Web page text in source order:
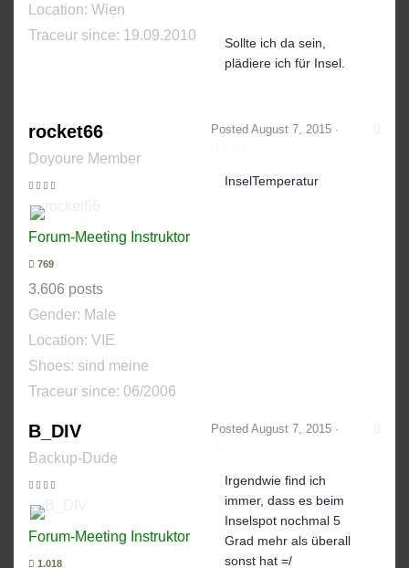
Location: Wien
Traceur since: 19.09.2010
Sollte ich da sein,
plädiere ich für Insel.
rocket66
Doyoure Member
Forum-Meeting Instruktor
769
3.606 posts
Gender: Male
Location: VIE
Shoes: sind meine
Traceur since: 06/2006
Posted August 7, 2015 ·
InselTemperatur
B_DIV
Backup-Dude
Forum-Meeting Instruktor
1.018
Posted August 7, 2015 ·
Irgendwie find ich
immer, dass es beim
Inselspot nochmal 5
Grad mehr als überall
sonst hat =/